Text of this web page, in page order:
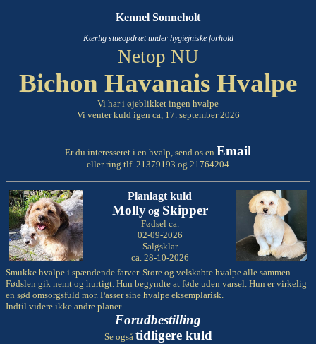
Kennel Sonneholt
Kærlig stueopdræt under hygiejniske forhold
Netop NU
Bichon Havanais Hvalpe
Vi har i øjeblikket ingen hvalpe
Vi venter kuld igen ca, 17. september 2026
Er du interesseret i en hvalp, send os en Email
eller ring tlf. 21379193 og 21764204
Planlagt kuld
Molly og Skipper
Fødsel ca.
02-09-2026
Salgsklar
ca. 28-10-2026
Smukke hvalpe i spændende farver. Store og velskabte hvalpe alle sammen.
Fødslen gik nemt og hurtigt. Hun begyndte at føde uden varsel. Hun er virkelig
en sød omsorgsfuld mor. Passer sine hvalpe eksemplarisk.
Indtil videre ikke andre planer.
Forudbestilling
Se også tidligere kuld